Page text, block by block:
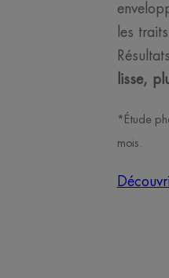
les
lisse,
*Étude
mois.